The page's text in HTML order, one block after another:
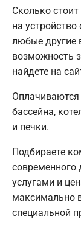
Сколько
на
любые другие
возможность
найдете на
Оплачиваются
бассейна,
и печки.
Подбираете
современного
услугами и
максимально
специальной